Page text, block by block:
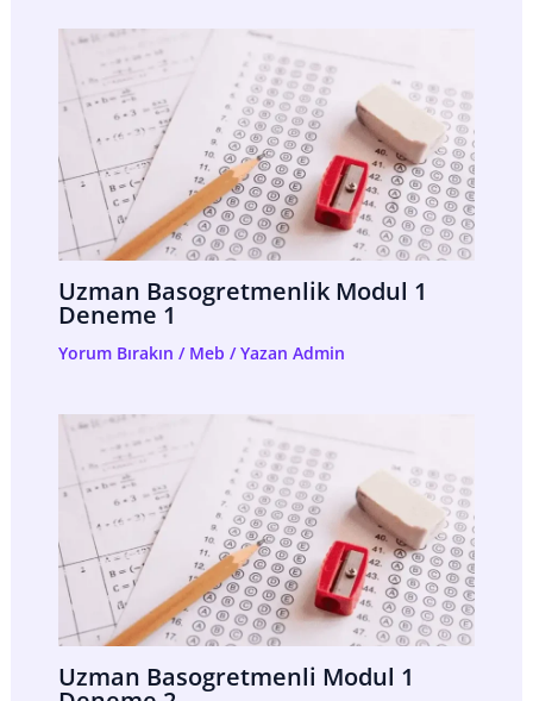
Uzman Basogretmenlik Modul 1
Deneme 1
Yorum Bırakın / Meb / Yazan Admin
Uzman Basogretmenli Modul 1